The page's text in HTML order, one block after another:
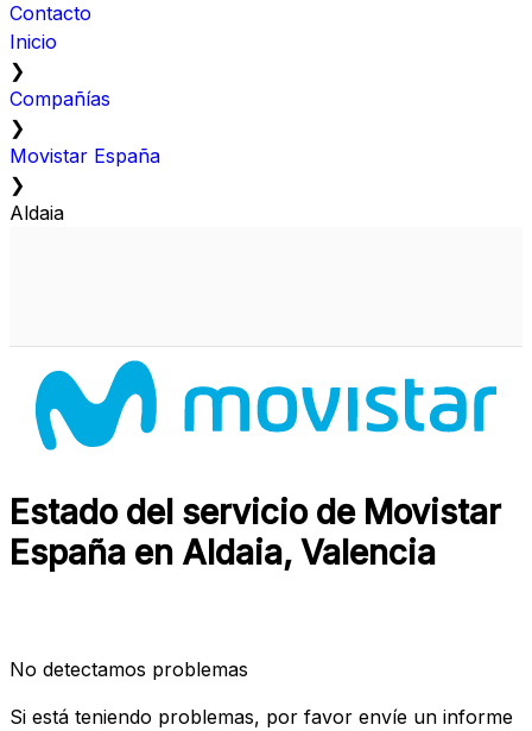
Contacto
Inicio
❯
Compañías
❯
Movistar España
❯
Aldaia
Estado del servicio de Movistar
España en Aldaia, Valencia
No detectamos problemas
Si está teniendo problemas, por favor envíe un informe